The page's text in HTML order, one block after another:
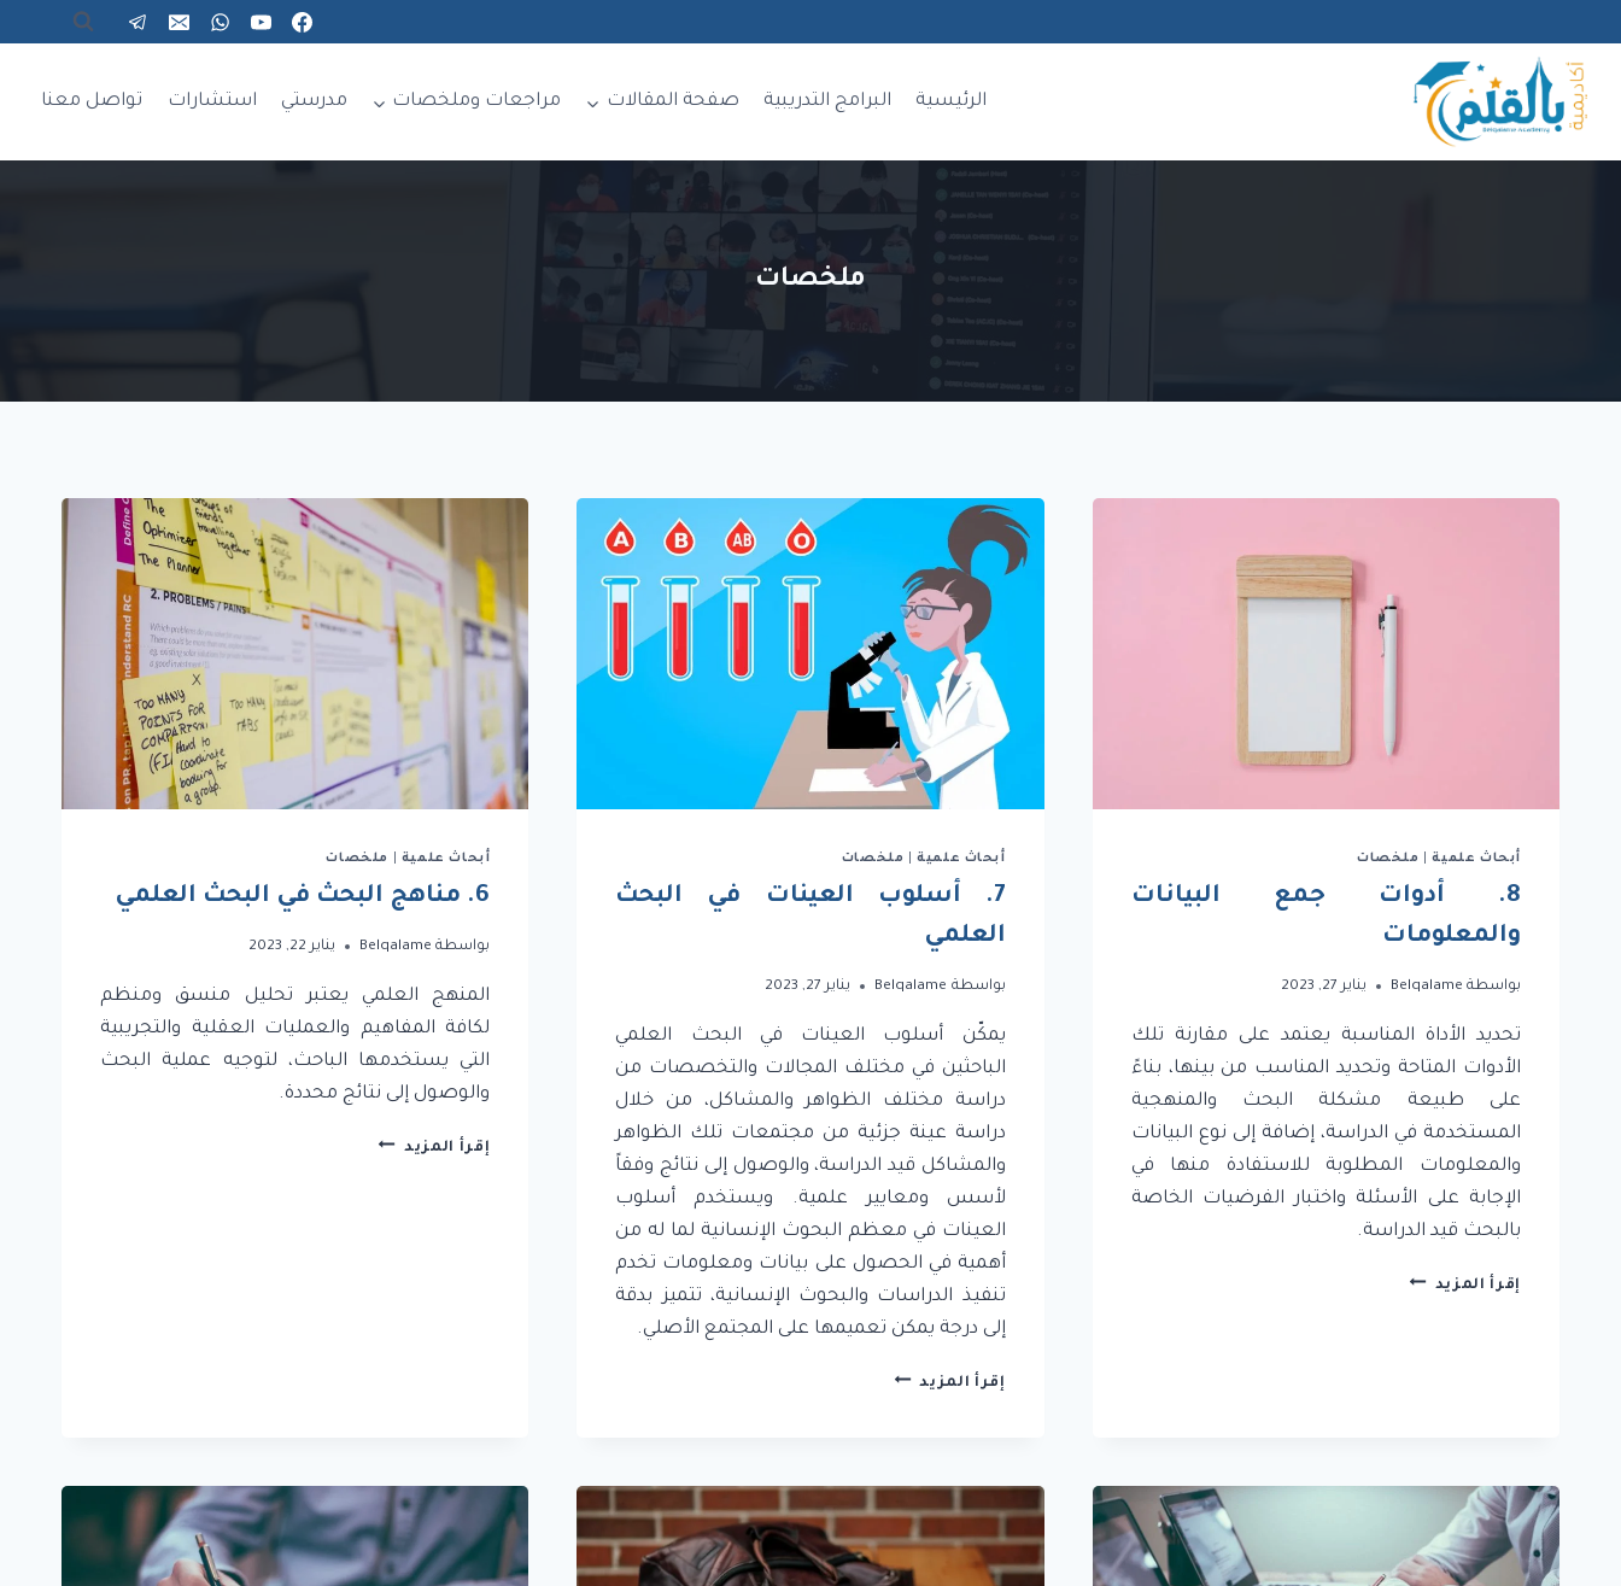
إلى
المحتوى
الرئيسية
البرامج التدريبية صفحة المقالات مراجعات وملخصات مدرستي استشارات تواصل معنا
ملخصات
أبحاث علمية| ملخصات
8. أدوات جمع البيانات
والمعلومات
بواسطة Belqalame يناير 27, 2023
تحديد الأداة المناسبة يعتمد على مقارنة تلك
الأدوات المتاحة وتحديد المناسب من بينها، بناءً
على طبيعة مشكلة البحث والمنهجية
المستخدمة في الدراسة، إضافة إلى نوع البيانات
والمعلومات المطلوبة للاستفادة منها في
الإجابة على الأسئلة واختبار الفرضيات الخاصة
بالبحث قيد الدراسة.
إقرأ المزيد 8.
أبحاث علمية| ملخصات
7. أسلوب العينات في البحث
العلمي
بواسطة Belqalame يناير 27, 2023
يمكّن أسلوب العينات في البحث العلمي
الباحثين في مختلف المجالات والتخصصات من
دراسة مختلف الظواهر والمشاكل، من خلال
دراسة عينة جزئية من مجتمعات تلك الظواهر
والمشاكل قيد الدراسة، والوصول إلى نتائج وفقاً
لأسس ومعايير علمية. ويستخدم أسلوب
العينات في معظم البحوث الإنسانية لما له من
أهمية في الحصول على بيانات ومعلومات تخدم
تنفيذ الدراسات والبحوث الإنسانية، تتميز بدقة
إلى درجة يمكن تعميمها على المجتمع الأصلي.
إقرأ المزيد 7.
أبحاث علمية ملخصات
6. مناهج البحث في البحث العلمي
بواسطة Belqalame يناير 22, 2023
المنهج العلمي يعتبر تحليل منسق ومنظم
لكافة المفاهيم والعمليات العقلية والتجريبية
التي يستخدمها الباحث، لتوجيه عملية البحث
والوصول إلى نتائج محددة.
إقرأ المزيد 6.